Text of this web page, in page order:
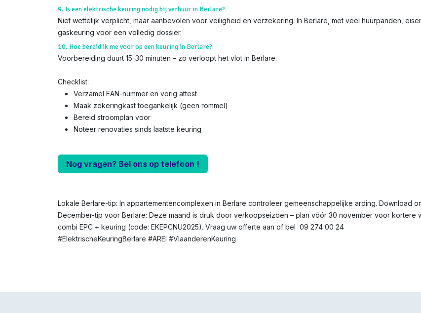
9. Is een elektrische keuring nodig bij verhuur in Berlare?
Niet wettelijk verplicht, maar aanbevolen voor veiligheid en verzekering. In Berlare, met veel huurpanden,
gaskeuring voor een volledig dossier.
10. Hoe bereid ik me voor op een keuring in Berlare?
Voorbereiding duurt 15-30 minuten – zo verloopt het vlot in Berlare.
Checklist:
Verzamel EAN-nummer en vorig attest
Maak zekeringkast toegankelijk (geen rommel)
Bereid stroomplan voor
Noteer renovaties sinds laatste keuring
Nog vragen? Bel ons op telefoon !
Lokale Berlare-tip: In appartementencomplexen in Berlare controleer gemeenschappelijke arding. Download
December-tip voor Berlare: Deze maand is druk door verkoopseizoen – plan vóór 30 november voor kortere
combi EPC + keuring (code: EKEPCNU2025). Vraag uw offerte aan of bel 09 274 00 24
#ElektrischeKeuringBerlare #AREI #VlaanderenKeuring